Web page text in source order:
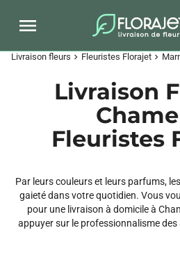
Livraison fleurs chevron_right Fleuristes Florajet chevron_right
Livraison
Fleuristes
Par leurs couleurs et leurs parfums,
gaieté dans votre quotidien. Vous
pour une livraison à domicile à
appuyer sur le professionnalisme